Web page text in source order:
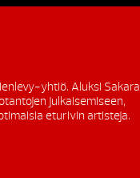
yhtiö. Aluksi Sakara
julkaisemiseen,
eturivin artisteja.